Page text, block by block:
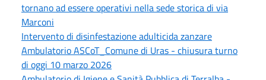
tornano ad essere operativi nella sede storica di via
Marconi
Intervento di disinfestazione adulticida zanzare
Ambulatorio ASCoT_Comune di Uras - chiusura turno
di oggi 10 marzo 2026